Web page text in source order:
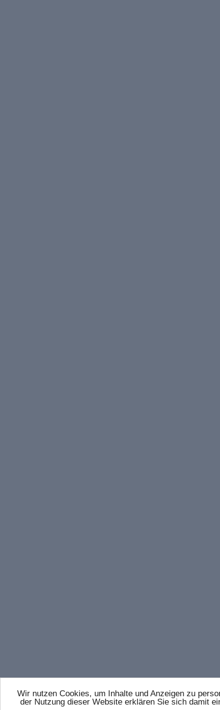
Wir nutzen Cookies, um Inhalte und Anzeigen zu
der Nutzung dieser Website erklären Sie sich damit